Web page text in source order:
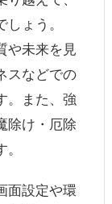
ょう。
や未来を見
スなどでの
。また、強
除け・厄除
面設定や環